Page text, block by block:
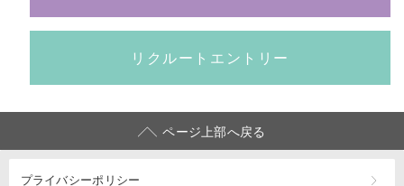
リクルートエントリー
ページ上部へ戻る
プライバシーポリシー